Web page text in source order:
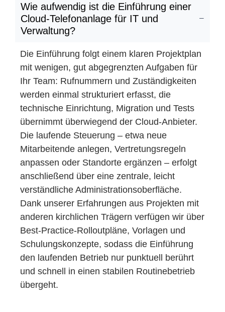
Wie aufwendig ist die Einführung einer
Cloud-Telefonanlage für IT und
Verwaltung?
Die Einführung folgt einem klaren Projektplan
mit wenigen, gut abgegrenzten Aufgaben für
Ihr Team: Rufnummern und Zuständigkeiten
werden einmal strukturiert erfasst, die
technische Einrichtung, Migration und Tests
übernimmt überwiegend der Cloud-Anbieter.
Die laufende Steuerung – etwa neue
Mitarbeitende anlegen, Vertretungsregeln
anpassen oder Standorte ergänzen – erfolgt
anschließend über eine zentrale, leicht
verständliche Administrationsoberfläche.
Dank unserer Erfahrungen aus Projekten mit
anderen kirchlichen Trägern verfügen wir über
Best‑Practice‑Rolloutpläne, Vorlagen und
Schulungskonzepte, sodass die Einführung
den laufenden Betrieb nur punktuell berührt
und schnell in einen stabilen Routinebetrieb
übergeht.